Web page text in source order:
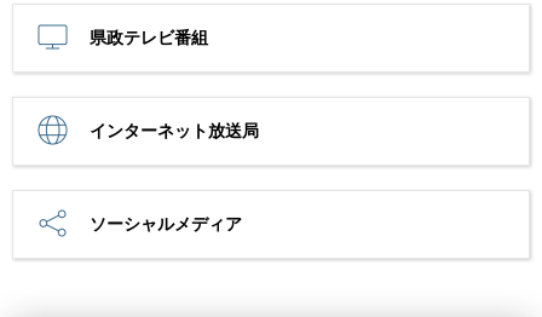
県政テレビ番組
インターネット放送局
ソーシャルメディア